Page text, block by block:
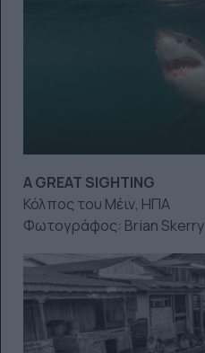
A GREAT SIGHTING
Κόλπος του Μέιν, ΗΠΑ
Φωτογράφος: Brian Skerry